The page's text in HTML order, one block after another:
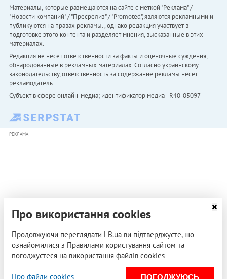
Материалы, которые размещаются на сайте с меткой "Реклама" /
"Новости компаний" / "Пресрелиз" / "Promoted", являются рекламными и
публикуются на правах рекламы. , однако редакция участвует в
подготовке этого контента и разделяет мнения, высказанные в этих
материалах.
Редакция не несет ответственности за факты и оценочные суждения,
обнародованные в рекламных материалах. Согласно украинскому
законодательству, ответственность за содержание рекламы несет
рекламодатель.
Субъект в сфере онлайн-медиа; идентификатор медиа - R40-05097
РЕКЛАМА
Про використання cookies
Продовжуючи переглядати LB.ua ви підтверджуєте, що
ознайомилися з Правилами користування сайтом та
погоджуєтеся на використання файлів cookies
Про файли cookies ПОГОДЖУЮСЬ